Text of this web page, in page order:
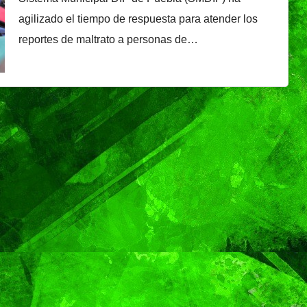
agilizado el tiempo de respuesta para atender los
reportes de maltrato a personas de…
que
su edición limitada